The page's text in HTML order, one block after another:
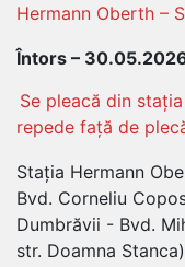
Hermann Oberth –
Întors –
Se pleacă din
repede față de
Stația Hermann
Bvd. Corneliu
Dumbrăvii - Bvd.
str. Doamna